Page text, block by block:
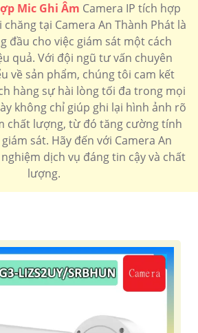
'
Mic Ghi Âm Camera IP tích hợp
tại Camera An Thành Phát là
đầu cho việc giám sát một cách
quả. Với đội ngũ tư vấn chuyên
về sản phẩm, chúng tôi cam kết
hàng sự hài lòng tối đa trong mọi
không chỉ giúp ghi lại hình ảnh rõ
chất lượng, từ đó tăng cường tính
sát. Hãy đến với Camera An
dịch vụ đáng tin cậy và chất
lượng.